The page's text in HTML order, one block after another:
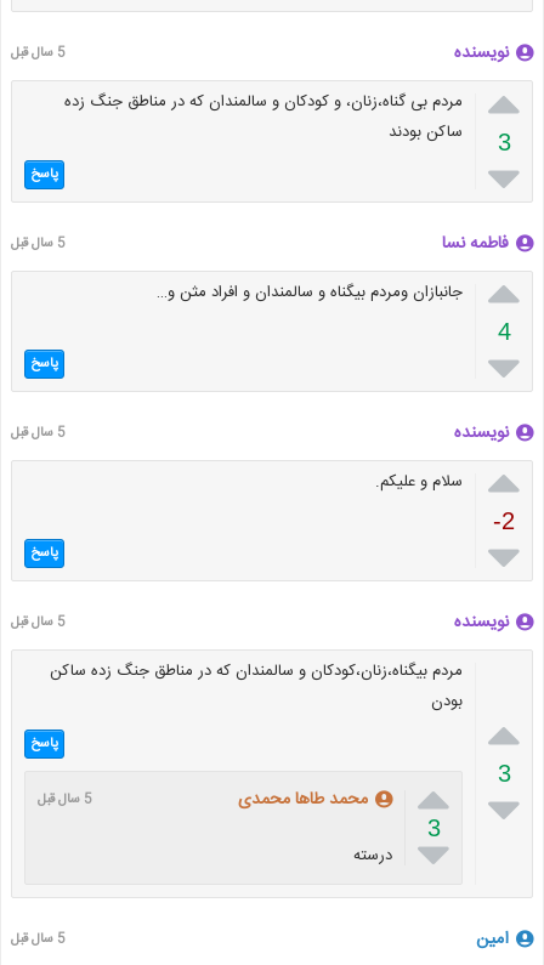
نویسنده 5 سال قبل

3

مردم بی گناه،زنان، و کودکان و سالمندان که در مناطق جنگ زده
ساکن بودند
پاسخ
فاطمه نسا 5 سال قبل

4

جانبازان ومردم بیگناه و سالمندان و افراد مثن و…
پاسخ
نویسنده 5 سال قبل

-2

سلام و علیکم.
پاسخ
نویسنده 5 سال قبل

3

مردم بیگناه،زنان،کودکان و سالمندان که در مناطق جنگ زده ساکن
بودن
پاسخ

3

محمد طاها محمدی 5 سال قبل
درسته
امین 5 سال قبل